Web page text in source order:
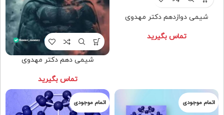
شیمی دوازدهم دکتر مهدوی
تماس بگیرید
شیمی دهم دکتر مهدوی
تماس بگیرید